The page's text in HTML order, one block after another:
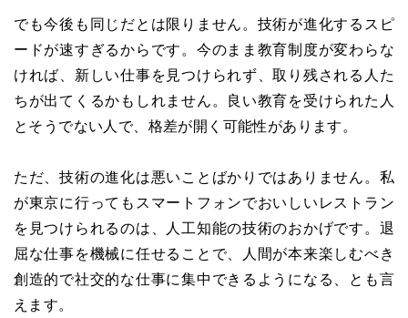
でも今後も同じだとは限りません。技術が進化するスピ
ードが速すぎるからです。今のまま教育制度が変わらな
ければ、新しい仕事を見つけられず、取り残される人た
ちが出てくるかもしれません。良い教育を受けられた人
とそうでない人で、格差が開く可能性があります。
ただ、技術の進化は悪いことばかりではありません。私
が東京に行ってもスマートフォンでおいしいレストラン
を見つけられるのは、人工知能の技術のおかげです。退
屈な仕事を機械に任せることで、人間が本来楽しむべき
創造的で社交的な仕事に集中できるようになる、とも言
えます。